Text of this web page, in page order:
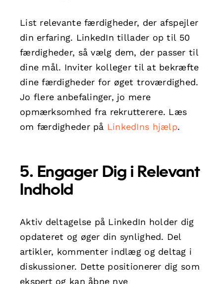
List relevante færdigheder, der afspejler
din erfaring. LinkedIn tillader op til 50
færdigheder, så vælg dem, der passer til
dine mål. Inviter kolleger til at bekræfte
dine færdigheder for øget troværdighed.
Jo flere anbefalinger, jo mere
opmærksomhed fra rekrutterere. Læs
om færdigheder på LinkedIns hjælp.
5. Engager Dig i Relevant
Indhold
Aktiv deltagelse på LinkedIn holder dig
opdateret og øger din synlighed. Del
artikler, kommenter indlæg og deltag i
diskussioner. Dette positionerer dig som
ekspert og kan åbne nye